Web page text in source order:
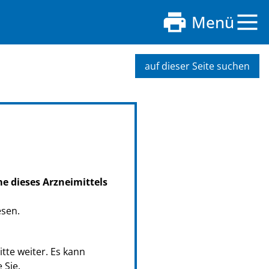
Menü
auf dieser Seite suchen
dieses Arzneimittels
weiter. Es kann
Sie.